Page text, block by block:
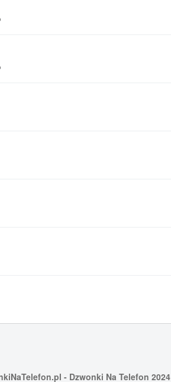
- Dzwonki Na Telefon 2024